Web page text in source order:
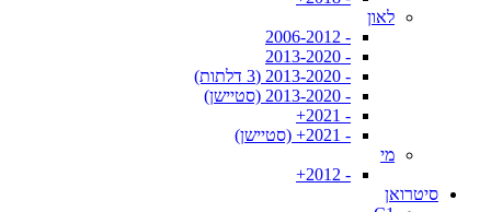
לאון
- 2006-2012
- 2013-2020
- 2013-2020 (3 דלתות)
- 2013-2020 (סטיישן)
- 2021+
- 2021+ (סטיישן)
מי
- 2012+
סיטרואן